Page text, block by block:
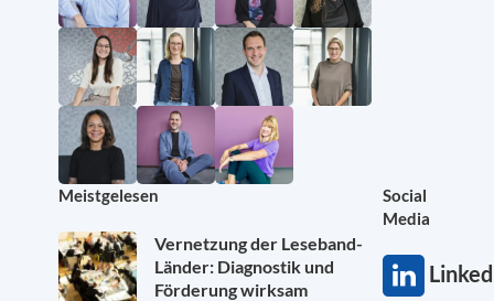
Meistgelesen
Vernetzung der Leseband-
Länder: Diagnostik und
Förderung wirksam
Social
Media